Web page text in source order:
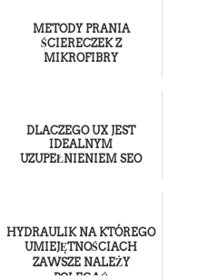
METODY PRANIA
ŚCIERECZEK Z
MIKROFIBRY
DLACZEGO UX JEST
IDEALNYM
UZUPEŁNIENIEM SEO
HYDRAULIK NA KTÓREGO
UMIEJĘTNOŚCIACH
ZAWSZE NALEŻY